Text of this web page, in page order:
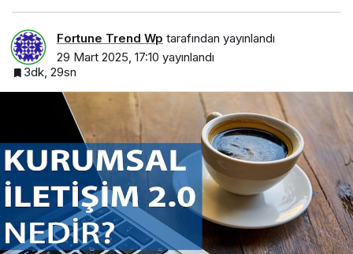
Fortune Trend Wp tarafından yayınlandı
29 Mart 2025, 17:10 yayınlandı
3dk, 29sn